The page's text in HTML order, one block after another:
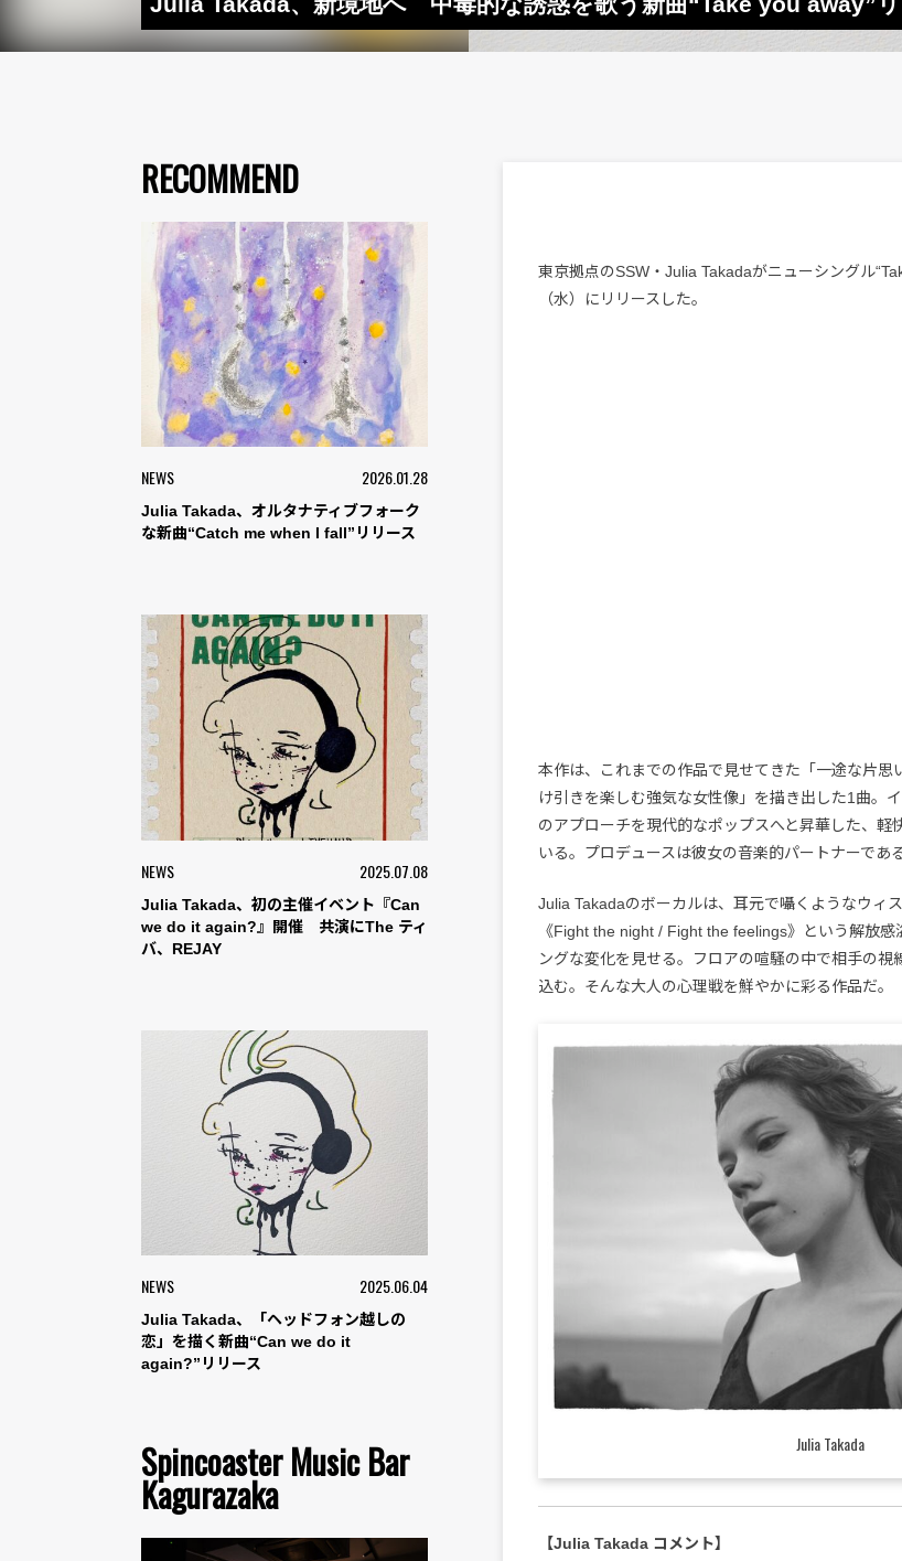
RECOMMEND
NEWS 2026.01.28
Julia Takada、オルタナティブフォーク
な新曲“Catch me when I fall”リリース
NEWS 2025.07.08
Julia Takada、初の主催イベント『Can
we do it again?』開催 共演にThe ティ
バ、REJAY
NEWS 2025.06.04
Julia Takada、「ヘッドフォン越しの
恋」を描く新曲“Can we do it
again?”リリース
Spincoaster Music Bar
Kagurazaka
東京拠点のSSW・Julia Takadaがニューシングル
（水）にリリースした。
本作は、これまでの作品で見せてきた「一途な片思
け引きを楽しむ強気な女性像」を描き出した1曲。
のアプローチを現代的なポップスへと昇華した、軽
いる。プロデュースは彼女の音楽的パートナーであ
Julia Takadaのボーカルは、耳元で囁くようなウィ
《Fight the night / Fight the feelings》という解放感
ングな変化を見せる。フロアの喧騒の中で相手の視
込む。そんな大人の心理戦を鮮やかに彩る作品だ。
Julia Takada
【Julia Takada コメント】